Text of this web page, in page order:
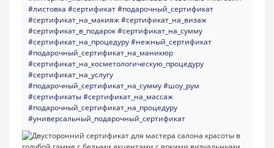
#листовка #сертификат#подарочный_сертификат
#сертификат_на_макияж#сертификат_на_визаж
#сертификат_в_подарок#сертификат_на_сумму
#сертификат_на_процедуру#нежный_сертификат
#подарочный_сертификат_на_маникюр
#сертификат_на_косметологическую_процедуру
#сертификат_на_услугу
#подарочный_сертификат_на_сумму#шоу_рум
#сертификаты#сертификат_на_массаж
#подарочный_сертификат_на_процедуру
#универсальный_подарочный_сертификат